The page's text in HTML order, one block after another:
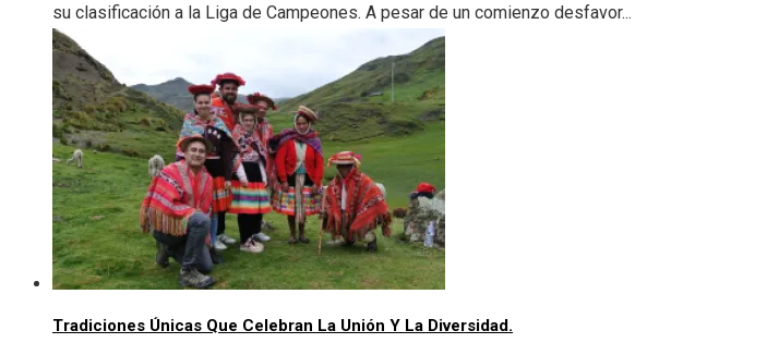
su clasificación a la Liga de Campeones. A pesar de un comienzo desfavor...
Tradiciones Únicas Que Celebran La Unión Y La Diversidad.